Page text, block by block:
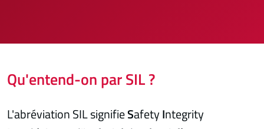
Qu'entend-on par SIL ?
L'abréviation SIL signifieSafetyIntegrity